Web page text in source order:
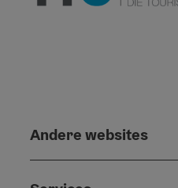
Andere websites